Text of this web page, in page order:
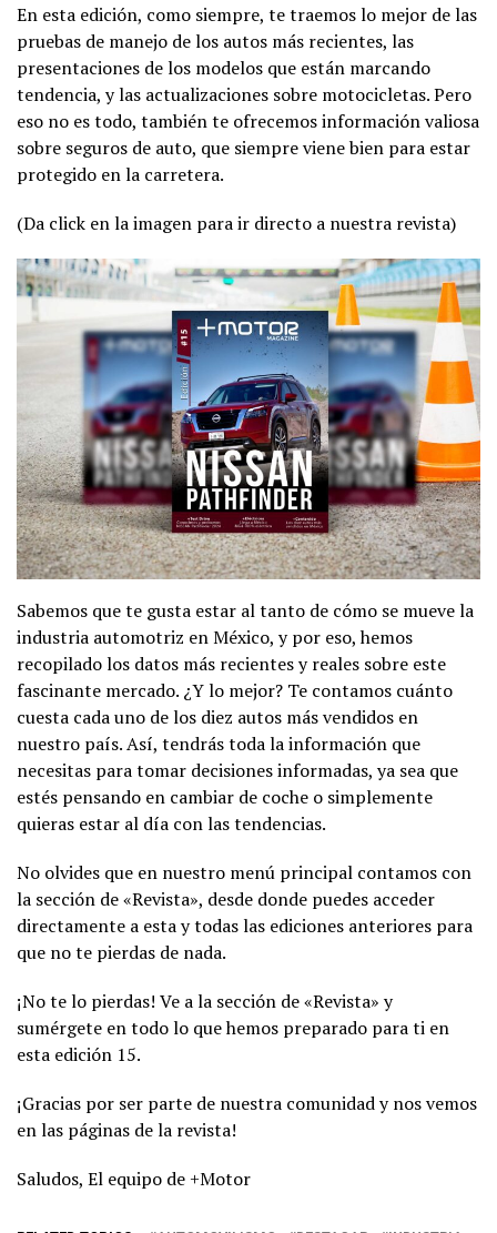
En esta edición, como siempre, te traemos lo mejor de las
pruebas de manejo de los autos más recientes, las
presentaciones de los modelos que están marcando
tendencia, y las actualizaciones sobre motocicletas. Pero
eso no es todo, también te ofrecemos información valiosa
sobre seguros de auto, que siempre viene bien para estar
protegido en la carretera.
(Da click en la imagen para ir directo a nuestra revista)
Sabemos que te gusta estar al tanto de cómo se mueve la
industria automotriz en México, y por eso, hemos
recopilado los datos más recientes y reales sobre este
fascinante mercado. ¿Y lo mejor? Te contamos cuánto
cuesta cada uno de los diez autos más vendidos en
nuestro país. Así, tendrás toda la información que
necesitas para tomar decisiones informadas, ya sea que
estés pensando en cambiar de coche o simplemente
quieras estar al día con las tendencias.
No olvides que en nuestro menú principal contamos con
la sección de «Revista», desde donde puedes acceder
directamente a esta y todas las ediciones anteriores para
que no te pierdas de nada.
¡No te lo pierdas! Ve a la sección de «Revista» y
sumérgete en todo lo que hemos preparado para ti en
esta edición 15.
¡Gracias por ser parte de nuestra comunidad y nos vemos
en las páginas de la revista!
Saludos, El equipo de +Motor